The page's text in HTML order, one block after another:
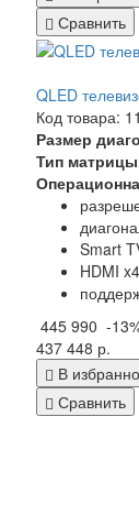
Сравнить
QLED
Код товара:
Размер
Тип матрицы
Smart
HDMI
445 990 -
437 448 р.
В
Сравнить